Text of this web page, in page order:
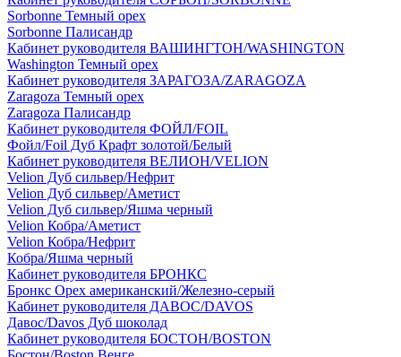
Sorbonne Темный орех
Sorbonne Палисандр
Кабинет руководителя ВАШИНГТОН/WASHINGTON
Washington Темный орех
Кабинет руководителя ЗАРАГОЗА/ZARAGOZA
Zaragoza Темный орех
Zaragoza Палисандр
Кабинет руководителя ФОЙЛ/FOIL
Фойл/Foil Дуб Крафт золотой/Белый
Кабинет руководителя ВЕЛИОН/VELION
Velion Дуб сильвер/Нефрит
Velion Дуб сильвер/Аметист
Velion Дуб сильвер/Яшма черный
Velion Кобра/Аметист
Velion Кобра/Нефрит
Кобра/Яшма черный
Кабинет руководителя БРОНКС
Бронкс Орех американский/Железно-серый
Кабинет руководителя ДАВОС/DAVOS
Давос/Davos Дуб шоколад
Кабинет руководителя БОСТОН/BOSTON